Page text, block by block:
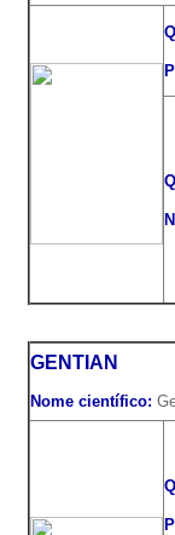
GENTIAN
Nome científico: